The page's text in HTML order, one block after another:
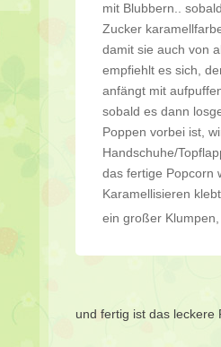
mit Blubbern..
Zucker
damit sie auch von
empfiehlt es sich,
anfängt mit
sobald es dann
Poppen vorbei ist,
Handschuhe/
das fertige Popcorn
Karamellisieren
ein großer
und fertig ist das leckere